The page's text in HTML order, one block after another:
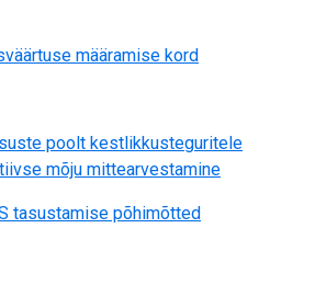
määramise kord
poolt kestlikkusteguritele
mõju mittearvestamine
tasustamise põhimõtted